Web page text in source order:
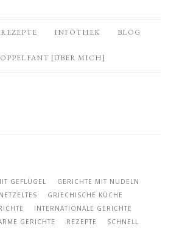
REZEPTE INFOTHEK BLOG
[ÜBER MICH]
GEFLÜGEL
GERICHTE MIT NUDELN
GRIECHISCHE KÜCHE
INTERNATIONALE GERICHTE
GERICHTE
REZEPTE
SCHNELL